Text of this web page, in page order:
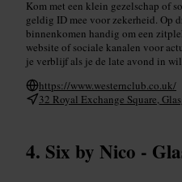
Kom met een klein gezelschap of
geldig ID mee voor zekerheid. Op
binnenkomen handig om een
website of sociale kanalen voor
je verblijf als je de late avond in
https://www.westernclub.co.uk/
32 Royal Exchange Square,
Six by Nico -